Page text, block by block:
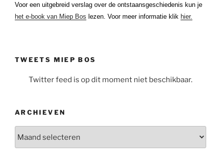
Voor een uitgebreid verslag over de ontstaansgeschiedenis kun je
het e-book van Miep Bos lezen. Voor meer informatie klik hier.
TWEETS MIEP BOS
Twitter feed is op dit moment niet beschikbaar.
ARCHIEVEN